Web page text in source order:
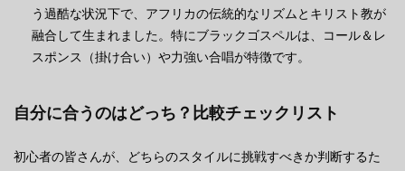
う過酷な状況下で、アフリカの伝統的なリズムとキリスト教が
融合して生まれました。特にブラックゴスペルは、コール＆レ
スポンス（掛け合い）や力強い合唱が特徴です。
自分に合うのはどっち？比較チェックリスト
初心者の皆さんが、どちらのスタイルに挑戦すべきか判断するた